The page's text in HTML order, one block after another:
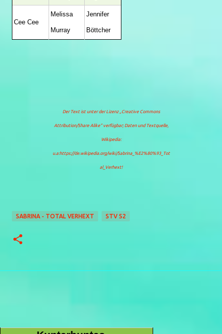
Cee Cee
Melissa
Murray
Jennifer
Böttcher
Der Text ist unter der Lizenz„Creative Commons
Attribution/Share Alike“verfügbar; Daten und Textquelle,
Wikipedia:
u.a:https://de.wikipedia.org/wiki/Sabrina_%E2%80%93_Tot
al_Verhext!
SABRINA - TOTAL VERHEXT STV S2